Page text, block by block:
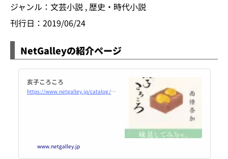
ジャンル：文芸小説 , 歴史・時代小説
刊行日：2019/06/24
NetGalleyの紹介ページ
亥子ころころ
https://www.netgalley.jp/catalog/book/165743
www.netgalley.jp